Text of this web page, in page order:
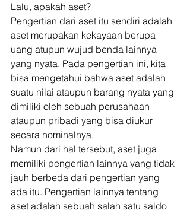
Lalu, apakah aset?
Pengertian dari aset itu sendiri adalah
aset merupakan kekayaan berupa
uang atupun wujud benda lainnya
yang nyata. Pada pengertian ini, kita
bisa mengetahui bahwa aset adalah
suatu nilai ataupun barang nyata yang
dimiliki oleh sebuah perusahaan
ataupun pribadi yang bisa diukur
secara nominalnya.
Namun dari hal tersebut, aset juga
memiliki pengertian lainnya yang tidak
jauh berbeda dari pengertian yang
ada itu. Pengertian lainnya tentang
aset adalah sebuah salah satu saldo